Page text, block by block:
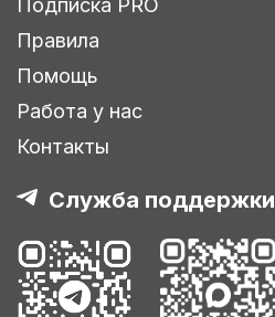
Правила
Помощь
Работа у нас
Контакты
Служба поддержки